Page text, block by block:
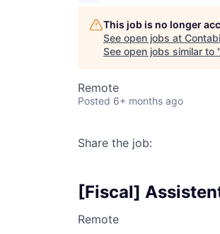
This job is no longer
See open jobs at
See open jobs similar to "
Remote
Posted 6+ months ago
Share the job:
[Fiscal]
Remote